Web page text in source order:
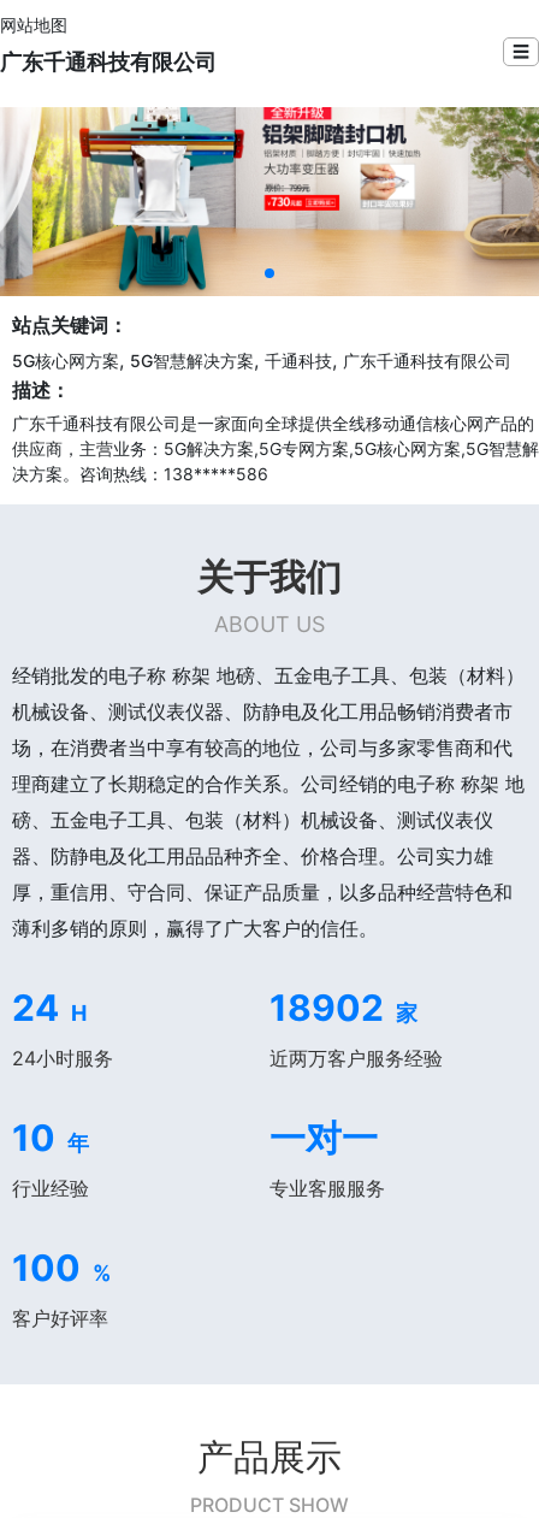
网站地图
广东千通科技有限公司 ☰
站点关键词：
5G核心网方案, 5G智慧解决方案, 千通科技, 广东千通科技有限公司
描述：
广东千通科技有限公司是一家面向全球提供全线移动通信核心网产品的
供应商，主营业务：5G解决方案,5G专网方案,5G核心网方案,5G智慧解
决方案。咨询热线：138*****586
关于我们
ABOUT US
经销批发的电子称 称架 地磅、五金电子工具、包装（材料）
机械设备、测试仪表仪器、防静电及化工用品畅销消费者市
场，在消费者当中享有较高的地位，公司与多家零售商和代
理商建立了长期稳定的合作关系。公司经销的电子称 称架 地
磅、五金电子工具、包装（材料）机械设备、测试仪表仪
器、防静电及化工用品品种齐全、价格合理。公司实力雄
厚，重信用、守合同、保证产品质量，以多品种经营特色和
薄利多销的原则，赢得了广大客户的信任。
24 H
24小时服务
18902 家
近两万客户服务经验
10 年
行业经验
一对一
专业客服服务
100 %
客户好评率
产品展示
PRODUCT SHOW